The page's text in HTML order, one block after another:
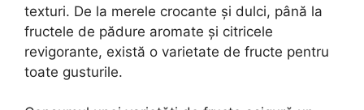
texturi. De la merele crocante și dulci, până la
fructele de pădure aromate și citricele
revigorante, există o varietate de fructe pentru
toate gusturile.